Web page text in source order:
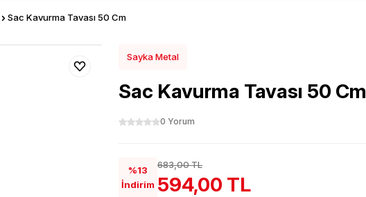
Sac Kavurma Tavası 50 Cm
Sayka Metal
Sac Kavurma Tavası 50 Cm
0 Yorum
%13
İndirim
683,00 TL
594,00 TL